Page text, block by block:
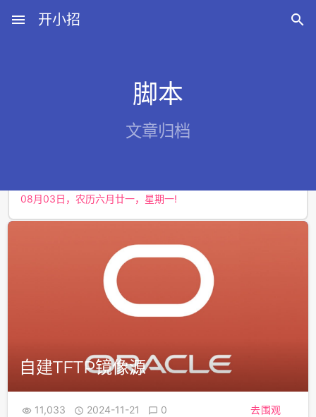
menu 开小招 
脚本
文章归档
自建TFTP镜像源
 11,033  2024-11-21  0 去围观
08月07日，农历六月廿五，星期五!
08月03日，农历六月廿一，星期一!